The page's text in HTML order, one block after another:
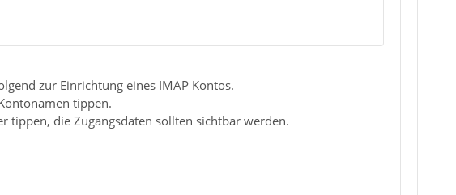
zur Einrichtung eines IMAP Kontos.
tippen.
tippen, die Zugangsdaten sollten sichtbar werden.